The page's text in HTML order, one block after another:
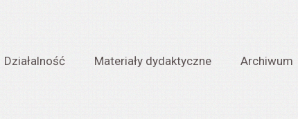
Działalność Materiały dydaktyczne Archiwum